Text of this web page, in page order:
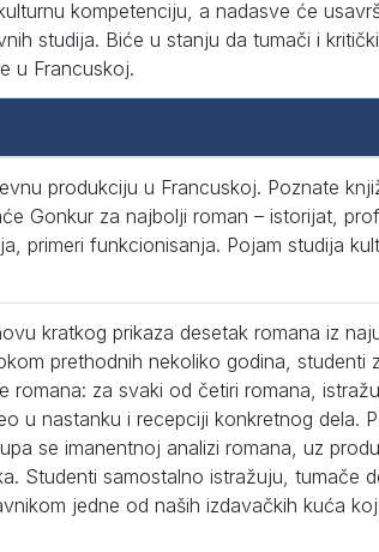
kompetenciju, a nadasve će
studija. Biće u stanju da tumači i
u Francuskoj.
produkciju u Francuskoj. Poznate
Gonkur za najbolji roman – istorijat,
primeri funkcionisanja. Pojam studija
kratkog prikaza desetak romana iz
prethodnih nekoliko godina, studenti
romana: za svaki od četiri romana,
u nastanku i recepciji konkretnog dela.
se imanentnoj analizi romana, uz
Studenti samostalno istražuju, tumače
jedne od naših izdavačkih kuća